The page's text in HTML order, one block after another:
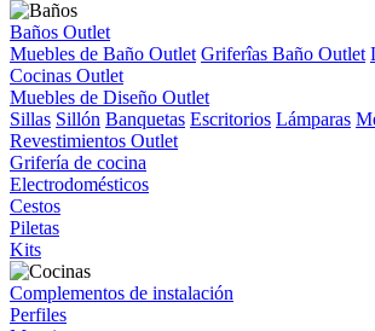
Baños Outlet
Muebles de Baño Outlet Griferîas Baño Outlet
Cocinas Outlet
Muebles de Diseño Outlet
Sillas Sillón Banquetas Escritorios Lámparas
Revestimientos Outlet
Grifería de cocina
Electrodomésticos
Cestos
Piletas
Kits
Complementos de instalación
Perfiles